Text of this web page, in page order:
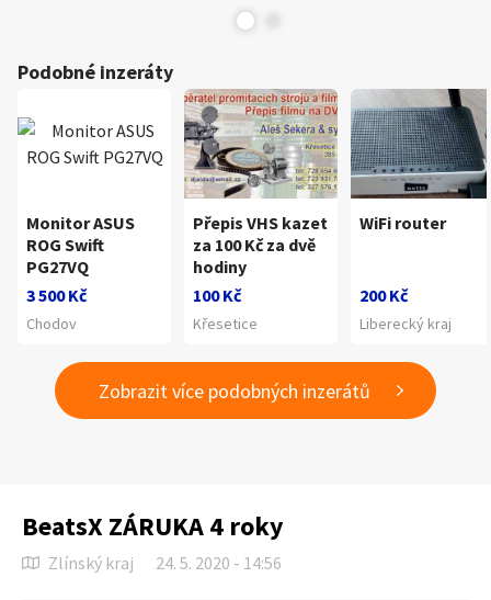
Podobné inzeráty
Monitor ASUS
ROG Swift
PG27VQ
3 500 Kč
Chodov
Přepis VHS kazet
za 100 Kč za dvě
hodiny
100 Kč
Křesetice
WiFi router
200 Kč
Liberecký kraj
Zobrazit více podobných inzerátů
BeatsX ZÁRUKA 4 roky
Zlínský kraj 24. 5. 2020 - 14:56